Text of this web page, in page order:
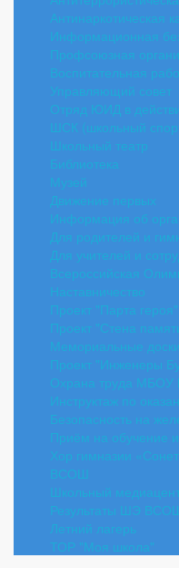
Антинаркотическая
Информационная
Профсоюзная
Воспитательная
Управляющий совет
Отряд ЮИД в
ШСК (школьный
Школьный театр
Библиотека
Музей
Движение первых
Информация об
Для родителей и
Для учителей и
Всероссийская
Наставничество
Проект "Парта героя"
Проект "Стена
Мемориальные доски
Проект "Инженеры
Охрана труда МБОУ
Инструктаж по
Безопасность на
Приём на обучение
Хор гимназии
ВСОШ
Школьный
Результаты ШЭ
Летний лагерь
ТОР "Моя школа"